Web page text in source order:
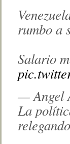
rumbo a
Salario
— Angel
La